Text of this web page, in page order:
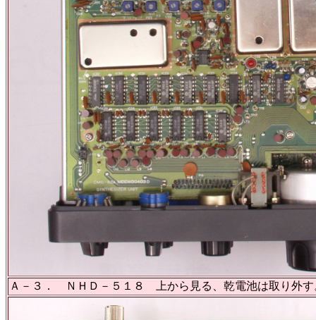
Ａ－３． ＮＨＤ－５１８ 上から見る、乾電池は取り外す